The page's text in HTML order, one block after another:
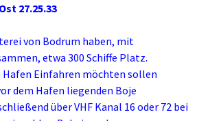
27.25.33
von Bodrum haben, mit
etwa 300 Schiffe Platz.
Hafen Einfahren möchten sollen
dem Hafen liegenden Boje
über VHF Kanal 16 oder 72 bei